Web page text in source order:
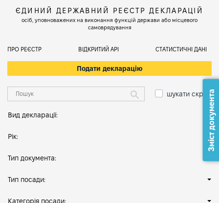
ЄДИНИЙ ДЕРЖАВНИЙ РЕЄСТР ДЕКЛАРАЦІЙ
осіб, уповноважених на виконання функцій держави або місцевого
самоврядування
ПРО РЕЄСТР ВІДКРИТИЙ АРІ СТАТИСТИЧНІ ДАНІ
Подати декларацію
шукати скрізь
Вид декларації:
Рік:
Тип документа:
Тип посади:
Категорія посади:
Зміст документа